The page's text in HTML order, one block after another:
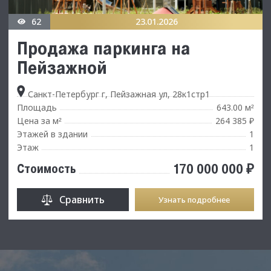
62 23.01.2026
Продажа паркинга на
Пейзажной
Санкт-Петербург г, Пейзажная ул, 28к1стр1
Площадь
643.00 м²
Цена за м²
264 385 ₽
Этажей в здании
1
Этаж
1
Стоимость 170 000 000 ₽
Сравнить Узнать подробнее